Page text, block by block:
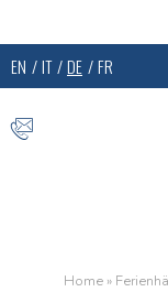
EN IT DE FR
Home»